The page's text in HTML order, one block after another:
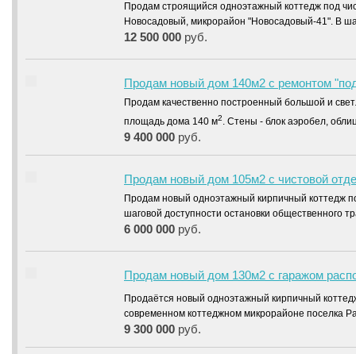
Продам строящийся одноэтажный коттедж под
Новосадовый, микрорайон "Новосадовый-41". В
12 500 000 руб.
Продам новый дом 140м2 с ремонтом
Продам качественно построенный большой и
площадь дома 140 м2. Стены - блок аэробел,
9 400 000 руб.
Продам новый дом 105м2 с чистовой
Продам новый одноэтажный кирпичный коттедж
шаговой доступности остановки общественного
6 000 000 руб.
Продам новый дом 130м2 с гаражом
Продаётся новый одноэтажный кирпичный
современном коттеджном микрорайоне поселка
9 300 000 руб.